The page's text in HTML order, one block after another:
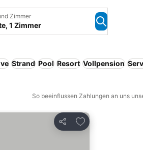
Zimmer
1 Zimmer
Strand Pool Resort Vollpension
So beeinflussen Zahlungen an uns
Teilen
Zu Favoriten